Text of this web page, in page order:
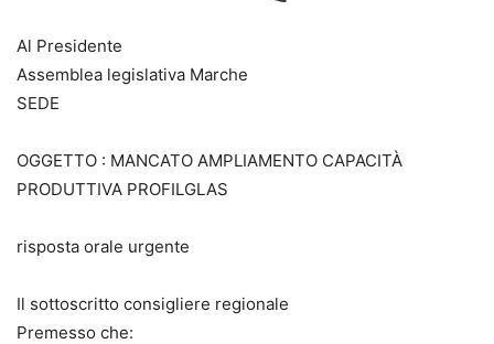
Al Presidente
Assemblea legislativa Marche
SEDE
OGGETTO : MANCATO AMPLIAMENTO CAPACITÀ
PRODUTTIVA PROFILGLAS
risposta orale urgente
Il sottoscritto consigliere regionale
Premesso che: